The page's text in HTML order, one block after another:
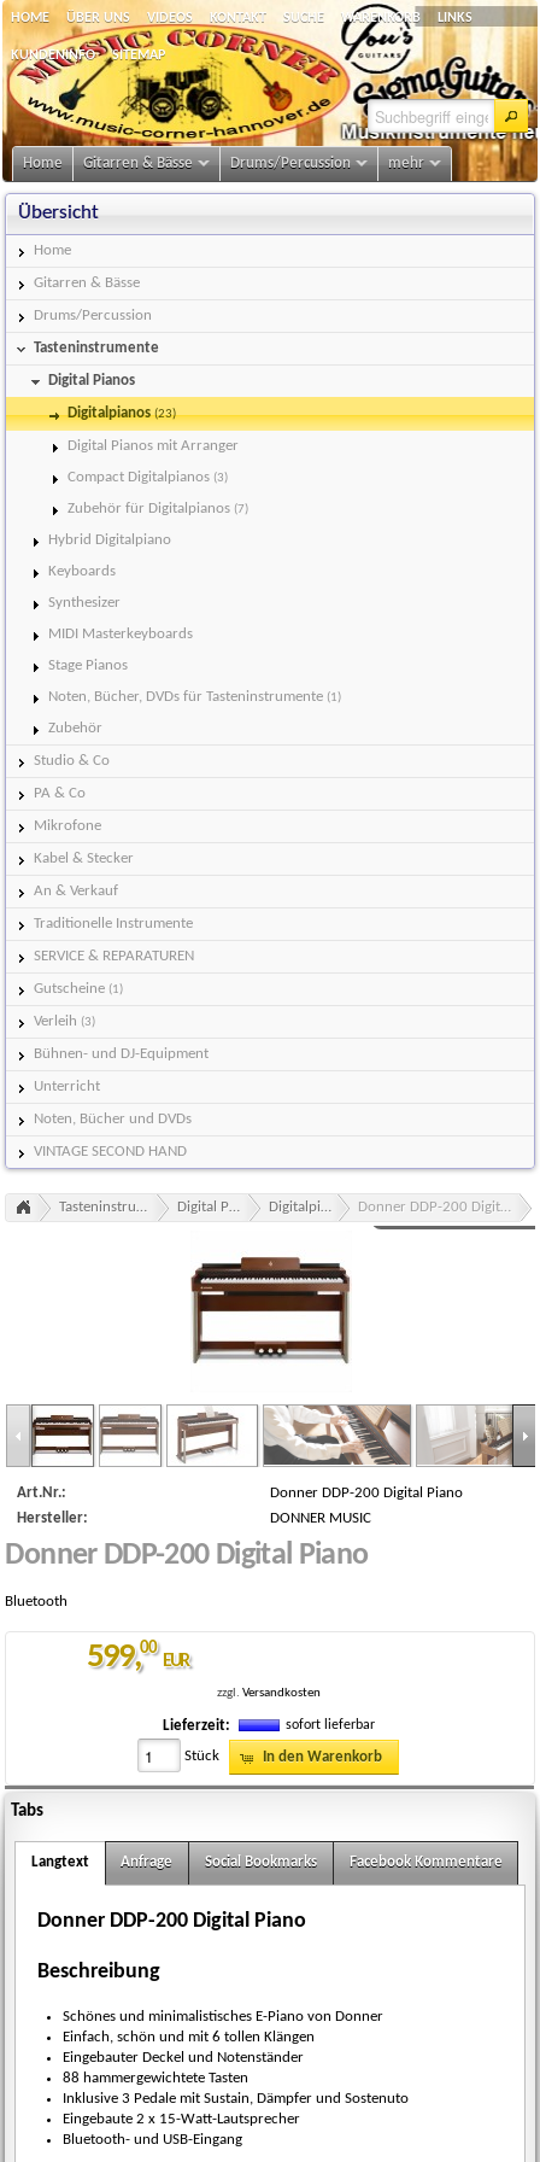
HOME ÜBER UNS VIDEOS KONTAKT SUCHE WARENKORB LINKS
KUNDENINFO SITEMAP
Home Gitarren & Bässe Drums/Percussion mehr
Übersicht
Home
Gitarren & Bässe
Drums/Percussion
Tasteninstrumente
Digital Pianos
Digitalpianos(23)
Digital Pianos mit Arranger
Compact Digitalpianos (3)
Zubehör für Digitalpianos (7)
Hybrid Digitalpiano
Keyboards
Synthesizer
MIDI Masterkeyboards
Stage Pianos
Noten, Bücher, DVDs für Tasteninstrumente (1)
Zubehör
Studio & Co
PA & Co
Mikrofone
Kabel & Stecker
An & Verkauf
Traditionelle Instrumente
SERVICE & REPARATUREN
Gutscheine (1)
Verleih (3)
Bühnen- und DJ-Equipment
Unterricht
Noten, Bücher und DVDs
VINTAGE SECOND HAND
Tasteninstrumente Digital Pianos Digitalpianos Donner DDP-200 Digital Piano
donner-ddp-200-digital-piano-1-m.jpg
Art.Nr.:
Donner DDP-200 Digital Piano
Hersteller:
DONNER MUSIC
Donner DDP-200 Digital Piano
Bluetooth
599,00
EUR
zzgl. Versandkosten
Lieferzeit: sofort lieferbar
Stück In den Warenkorb
Tabs
Langtext Anfrage Social Bookmarks Facebook Kommentare
Donner DDP-200 Digital Piano
Beschreibung
Schönes und minimalistisches E-Piano von Donner
Einfach, schön und mit 6 tollen Klängen
Eingebauter Deckel und Notenständer
88 hammergewichtete Tasten
Inklusive 3 Pedale mit Sustain, Dämpfer und Sostenuto
Eingebaute 2 x 15-Watt-Lautsprecher
Bluetooth- und USB-Eingang